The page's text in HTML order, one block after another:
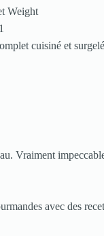
cuisiné et
Vraiment
avec des